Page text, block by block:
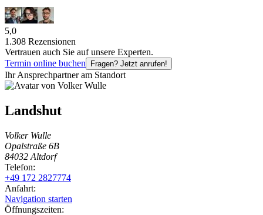
5,0
1.308 Rezensionen
Vertrauen auch Sie auf unsere Experten.
Termin online buchen
Fragen? Jetzt anrufen!
Ihr Ansprechpartner am Standort
Landshut
Volker Wulle
Opalstraße 6B
84032 Altdorf
Telefon:
+49 172 2827774
Anfahrt:
Navigation starten
Öffnungszeiten: